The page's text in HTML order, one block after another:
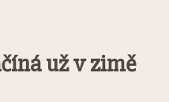
už v zimě